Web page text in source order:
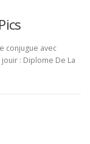
conjugue avec
: Diplome De La